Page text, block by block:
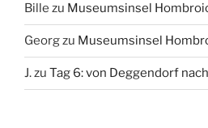
Bille zu Museumsinsel
Georgzu Museumsinsel
J.zu Tag 6: von Deggendorf